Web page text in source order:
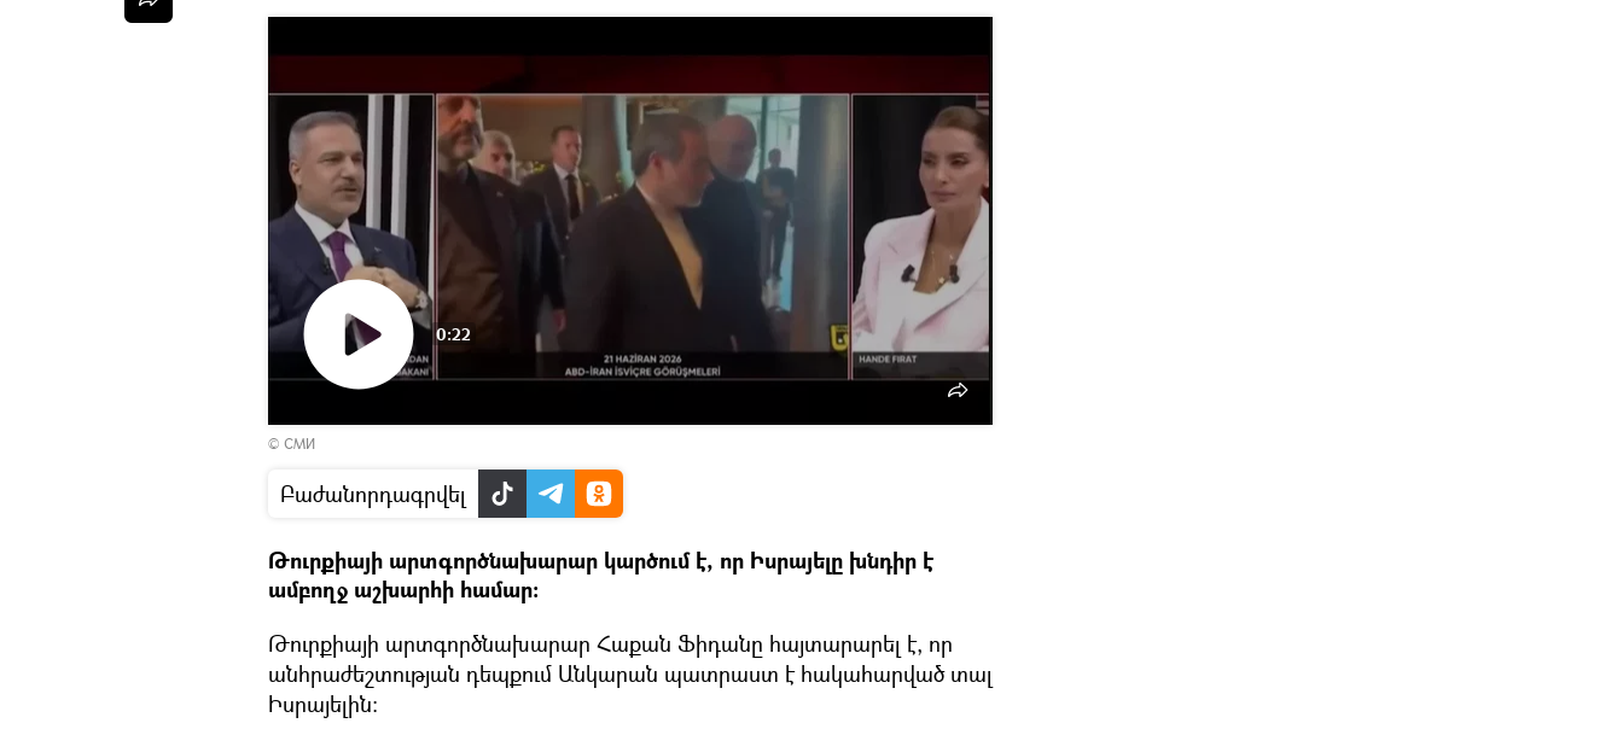
Դիտել
0:22
© СМИ
Բաժանորդագրվել
Թուրքիայի արտգործնախարար կարծում է, որ Իսրայելը խնդիր է
ամբողջ աշխարհի համար։
Թուրքիայի արտգործնախարար Հաքան Ֆիդանը հայտարարել է, որ
անհրաժեշտության դեպքում Անկարան պատրաստ է հակահարված տալ
Իսրայելին: